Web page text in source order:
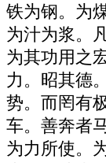
铁为钢。为
为汁为浆。
为其功用之
力。昭其德
势。而罔有
车。善奔者
为力所使。